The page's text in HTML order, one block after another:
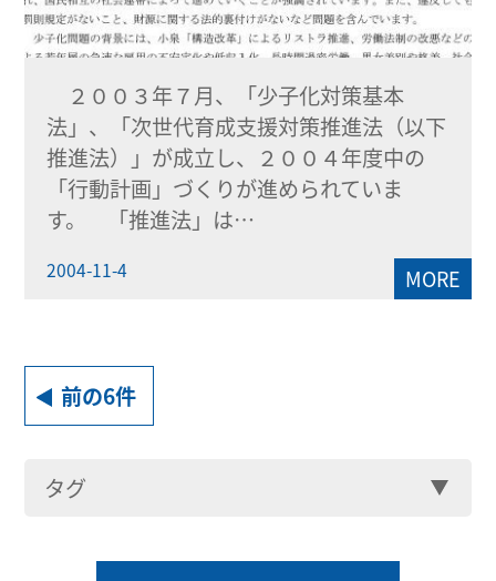
２００３年７月、「少子化対策基本
法」、「次世代育成支援対策推進法（以下
推進法）」が成立し、２００４年度中の
「行動計画」づくりが進められていま
す。 「推進法」は…
2004-11-4 MORE
前の6件
タグ